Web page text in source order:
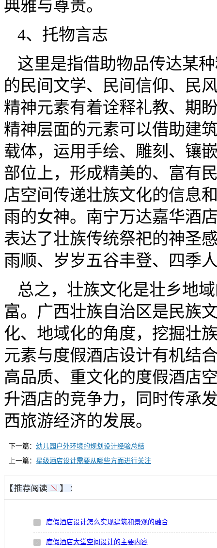
典雅与尊贵。
4、托物言志
这里是指借助物品传达某
的民间文学、民间信仰、民
精神元素有着诠释礼教、期
精神层面的元素可以借助建
载体，运用手绘、雕刻、镶
部位上，形成精美的、富有
店空间传递壮族文化的信息
雨的女神。南宁万达嘉华酒
表达了壮族传统祭祀的神圣
雨顺、岁岁五谷丰登、四季
总之，壮族文化是壮乡地
富。广西壮族自治区是民族
化、地域化的角度，挖掘壮
元素与度假酒店设计有机结
高品质、重文化的度假酒店
升酒店的竞争力，同时传承
西旅游经济的发展。
下一篇： 幼儿园户外环境的规划设计经验总结
上一篇： 星级酒店设计需要从哪些方面进行关注
度假酒店设计怎么实现建筑和景观的融合
度假酒店大堂空间设计的主要内容